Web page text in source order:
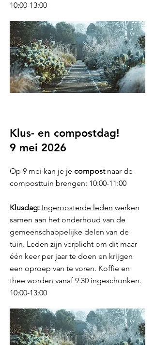
10:00-13:00
Klus- en compostdag!
9 mei 2026
Op 9 mei kan je je compostnaar de
composttuin brengen: 10:00-11:00
Klusdag: Ingeroosterde leden werken
samen aan het onderhoud van de
gemeenschappelijke delen van de
tuin. Leden zijn verplicht om dit maar
één keer per jaar te doen en krijgen
een oproep van te voren. Koffie en
thee worden vanaf 9:30 ingeschonken.
10:00-13:00